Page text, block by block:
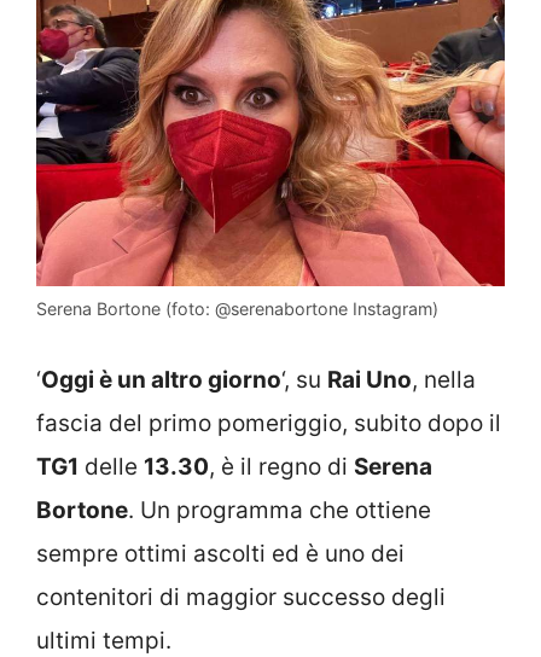
Serena Bortone (foto: @serenabortone Instagram)
‘Oggi è un altro giorno‘, su Rai Uno, nella
fascia del primo pomeriggio, subito dopo il
TG1 delle 13.30, è il regno di Serena
Bortone. Un programma che ottiene
sempre ottimi ascolti ed è uno dei
contenitori di maggior successo degli
ultimi tempi.